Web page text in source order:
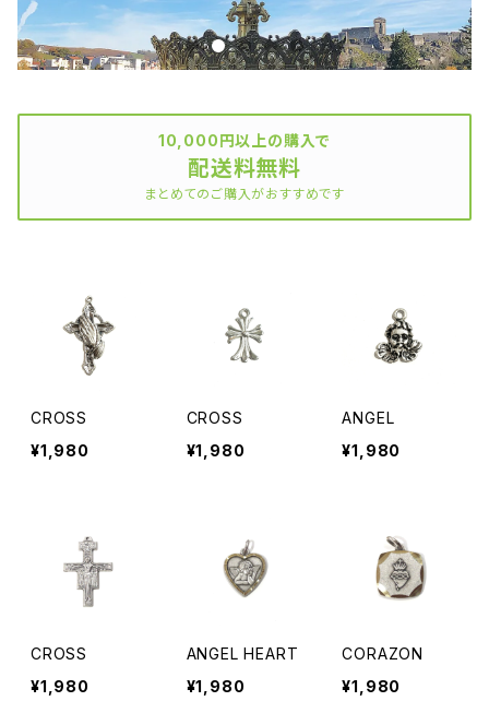
10,000円以上の購入で
配送料無料
まとめてのご購入がおすすめです
CROSS
¥1,980
CROSS
¥1,980
ANGEL
¥1,980
CROSS
¥1,980
ANGEL HEART
¥1,980
CORAZON
¥1,980